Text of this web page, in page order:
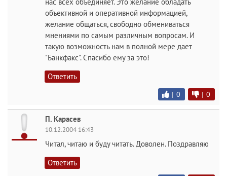
объективной и оперативной информацией,
желание общаться, свободно обмениваться
мнениями по самым различным вопросам. И
такую возможность нам в полной мере дает
"Банкфакс". Спасибо ему за это!
Ответить
| 0 | 0
П. Карасев
10.12.2004 16:43
Читал, читаю и буду читать. Доволен. Поздравляю
Ответить